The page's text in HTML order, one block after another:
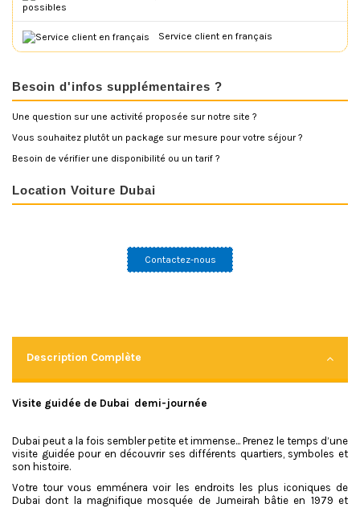
possibles
Service client en français
Besoin d'infos supplémentaires ?
Une question sur une activité proposée sur notre site ?
Vous souhaitez plutôt un package sur mesure pour votre séjour ?
Besoin de vérifier une disponibilité ou un tarif ?
Location Voiture Dubai
Contactez-nous
Description Complète
Visite guidée de Dubai demi-journée
Dubai peut a la fois sembler petite et immense... Prenez le temps d’une
visite guidée pour en découvrir ses différents quartiers, symboles et
son histoire.
Votre tour vous emménera voir les endroits les plus iconiques de
Dubai dont la magnifique mosquée de Jumeirah bâtie en 1979 et